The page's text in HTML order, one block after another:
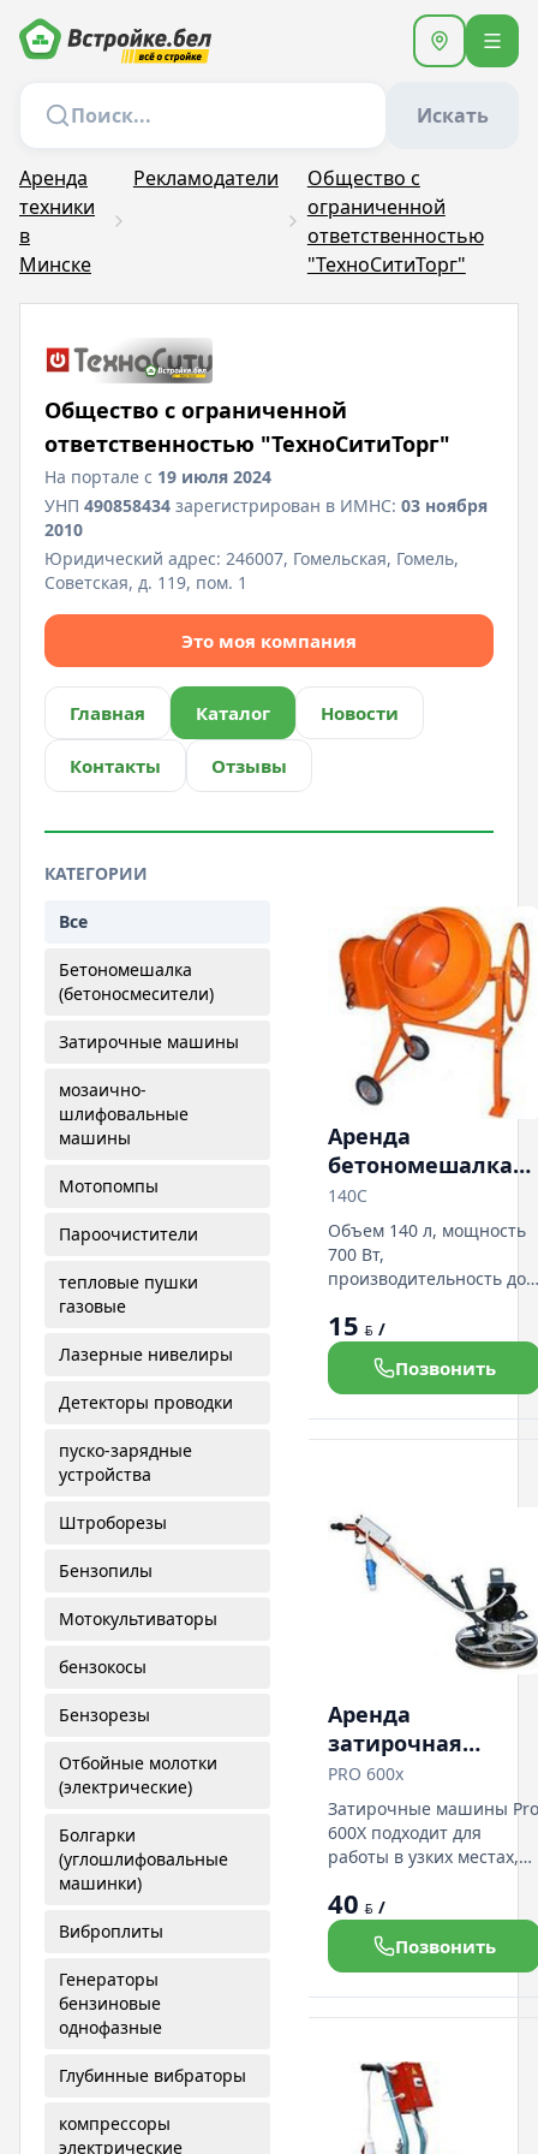
Искать
Аренда
техники
в
Минске
Рекламодатели
Общество с
ограниченной
ответственностью
"ТехноСитиТорг"
Общество с ограниченной
ответственностью "ТехноСитиТорг"
На портале с 19 июля 2024
УНП 490858434 зарегистрирован в ИМНС: 03 ноября
2010
Юридический адрес: 246007, Гомельская, Гомель,
Советская, д. 119, пом. 1
Это моя компания
Главная Каталог Новости
Контакты Отзывы
КАТЕГОРИИ
Все
Бетономешалка
(бетоносмесители)
Затирочные машины
мозаично-
шлифовальные
машины
Мотопомпы
Пароочистители
тепловые пушки
газовые
Лазерные нивелиры
Детекторы проводки
пуско-зарядные
устройства
Штроборезы
Бензопилы
Мотокультиваторы
бензокосы
Бензорезы
Отбойные молотки
(электрические)
Болгарки
(углошлифовальные
машинки)
Виброплиты
Генераторы
бензиновые
однофазные
Глубинные вибраторы
компрессоры
электрические
Аренда
бетономешалка
Б-140С
140С
Объем 140 л, мощность
700 Вт,
производительность до
габаритные размеры
110х64х135см.
Подробная информация
на нашем сайте:
15 BYN /
Позвонить
Аренда
затирочная
машина по
Belle PRO 600x
PRO 600x
Затирочные машины Pro
600X подходит для
работы в узких местах,
проемах. Электрическая
модель позволяет
работать в зданиях без
специальной
вентиляции. Компактная
и портативная, со
Вращающийся
защитный обод
позволяет катить
машину вдоль стены.
40 BYN /
Позвонить